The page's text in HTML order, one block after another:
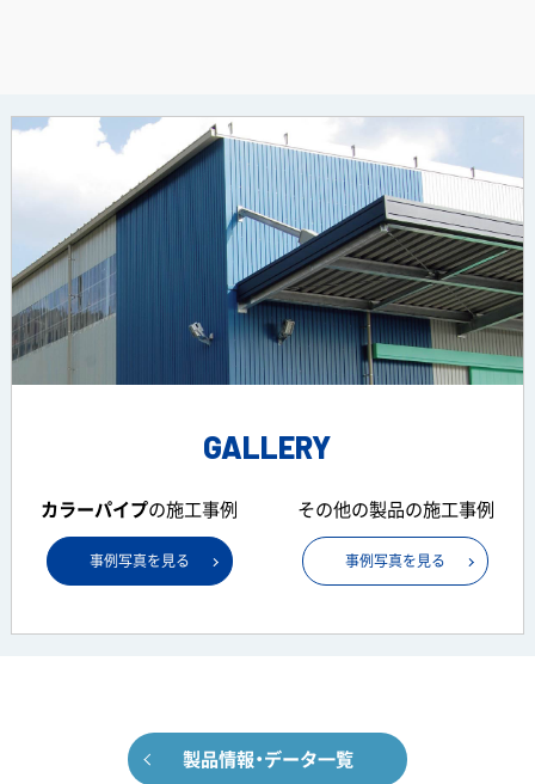
GALLERY
カラーパイプの施工事例
事例写真を見る
その他の製品の施工事例
事例写真を見る
製品情報・データ一覧